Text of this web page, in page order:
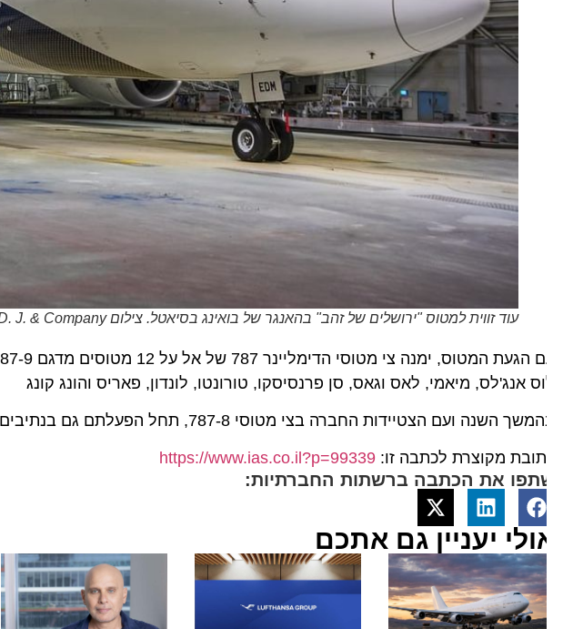
עוד זווית למטוס "ירושלים של זהב" בהאנגר של בואינג בסיאטל. צילום Jim Anderson D. J. & Company
עם
אנג'לס, מיאמי, לאס וגאס, סן פרנסיסקו, טורונטו, לונדון, פאריס והונג קונג
השנה ועם הצטיידות החברה בצי מטוסי 787-8, תחל הפעלתם גם בנתיבים הישירים לבייג'ינג, בומביי, טוקיו ושיקאגו.
מקוצרת לכתבה זו:https://www.ias.co.il?p=99339
את הכתבה ברשתות החברתיות:
יעניין גם אתכם